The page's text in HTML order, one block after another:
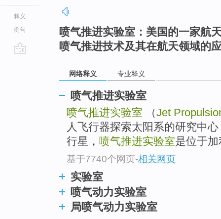
释义
例句
喷气推进实验室：美国的一家航
喷气推进技术及其在航天领域的
网络释义 专业释义
喷气推进实验室
喷气推进实验室 （Jet
人飞行器探索太阳系的研究中
行星， 喷气推进实验室是位于
基于7740个网页-相关网页
实验室
喷气动力实验室
局喷气动力实验室